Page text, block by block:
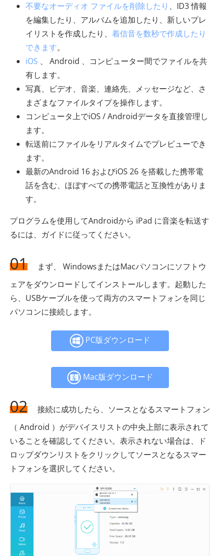
不要なオーディオ ファイルを削除したり 、ID3 情報
を編集したり、アルバムを追加したり、新しいプレ
イリストを作成したり、 着信音を数秒で作成したり
できます。
iOS 、 Android 、コンピューター間でファイルを共
有します。
写真、ビデオ、音楽、連絡先、メッセージなど、さ
まざまなファイルタイプを操作します。
コンピュータ上でiOS / Androidデータを直接管理し
ます。
転送前にファイルをリアルタイムでプレビューでき
ます。
最新のAndroid 16 およびiOS 26 を搭載した携帯電
話を含む、ほぼすべての携帯電話と互換性がありま
す。
プログラムを使用してAndroidから iPad に音楽を転送す
るには、ガイドに従ってください。
01
まず、 WindowsまたはMacパソコンにソフトウ
ェアをダウンロードしてインストールします。起動した
ら、USBケーブルを使って両方のスマートフォンを同じ
パソコンに接続します。
PC版ダウンロード
Mac版ダウンロード
02
接続に成功したら、ソースとなるスマートフォン
（ Android ）がデバイスリストの中央上部に表示されて
いることを確認してください。表示されない場合は、ド
ロップダウンリストをクリックしてソースとなるスマー
トフォンを選択してください。